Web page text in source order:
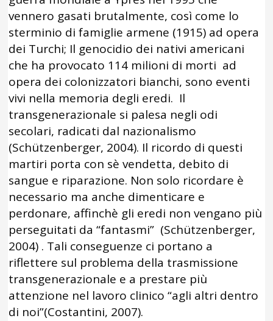
vennero gasati brutalmente, così come lo
sterminio di famiglie armene (1915) ad opera
dei Turchi; Il genocidio dei nativi americani
che ha provocato 114 milioni di morti ad
opera dei colonizzatori bianchi, sono eventi
vivi nella memoria degli eredi. Il
transgenerazionale si palesa negli odi
secolari, radicati dal nazionalismo
(Schützenberger, 2004). Il ricordo di questi
martiri porta con sè vendetta, debito di
sangue e riparazione. Non solo ricordare è
necessario ma anche dimenticare e
perdonare, affinchè gli eredi non vengano più
perseguitati da “fantasmi” (Schützenberger,
2004) . Tali conseguenze ci portano a
riflettere sul problema della trasmissione
transgenerazionale e a prestare più
attenzione nel lavoro clinico “agli altri dentro
di noi”(Costantini, 2007).